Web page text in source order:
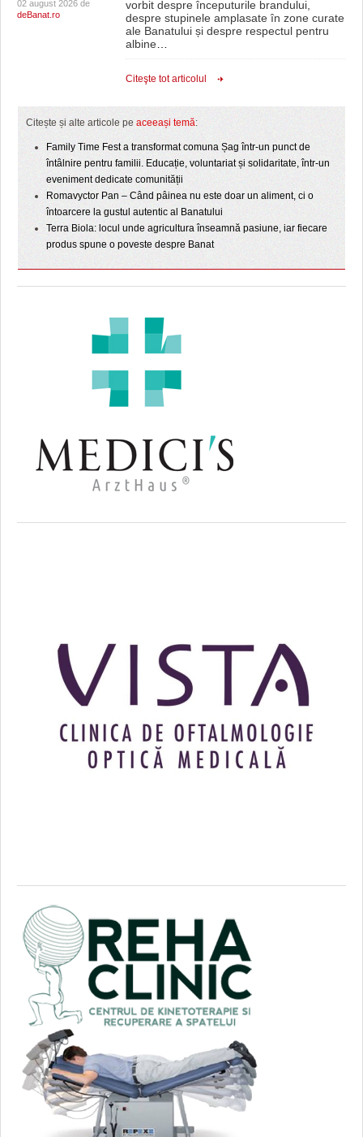
02 august 2026 de
deBanat.ro
vorbit despre începuturile brandului,
despre stupinele amplasate în zone curate
ale Banatului și despre respectul pentru
albine…
Citeşte tot articolul
Citește și alte articole pe aceeași temă:
Family Time Fest a transformat comuna Șag într-un punct de
întâlnire pentru familii. Educație, voluntariat și solidaritate, într-un
eveniment dedicate comunității
Romavyctor Pan – Când pâinea nu este doar un aliment, ci o
întoarcere la gustul autentic al Banatului
Terra Biola: locul unde agricultura înseamnă pasiune, iar fiecare
produs spune o poveste despre Banat